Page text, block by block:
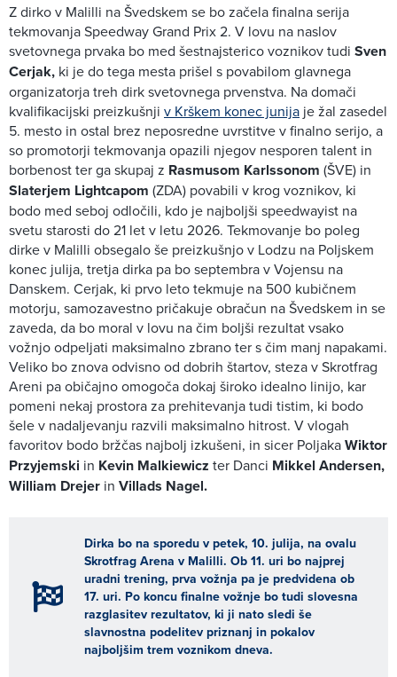
Z dirko v Malilli na Švedskem se bo začela finalna serija
tekmovanja Speedway Grand Prix 2. V lovu na naslov
svetovnega prvaka bo med šestnajsterico voznikov tudi Sven
Cerjak, ki je do tega mesta prišel s povabilom glavnega
organizatorja treh dirk svetovnega prvenstva. Na domači
kvalifikacijski preizkušnji v Krškem konec junija je žal zasedel
5. mesto in ostal brez neposredne uvrstitve v finalno serijo, a
so promotorji tekmovanja opazili njegov nesporen talent in
borbenost ter ga skupaj z Rasmusom Karlssonom (ŠVE) in
Slaterjem Lightcapom (ZDA) povabili v krog voznikov, ki
bodo med seboj odločili, kdo je najboljši speedwayist na
svetu starosti do 21 let v letu 2026. Tekmovanje bo poleg
dirke v Malilli obsegalo še preizkušnjo v Lodzu na Poljskem
konec julija, tretja dirka pa bo septembra v Vojensu na
Danskem. Cerjak, ki prvo leto tekmuje na 500 kubičnem
motorju, samozavestno pričakuje obračun na Švedskem in se
zaveda, da bo moral v lovu na čim boljši rezultat vsako
vožnjo odpeljati maksimalno zbrano ter s čim manj napakami.
Veliko bo znova odvisno od dobrih štartov, steza v Skrotfrag
Areni pa običajno omogoča dokaj široko idealno linijo, kar
pomeni nekaj prostora za prehitevanja tudi tistim, ki bodo
šele v nadaljevanju razvili maksimalno hitrost. V vlogah
favoritov bodo bržčas najbolj izkušeni, in sicer PoljakaWiktor
Przyjemski in Kevin Malkiewicz ter Danci Mikkel Andersen,
William Drejer in Villads Nagel.
Dirka bo na sporedu v petek, 10. julija, na ovalu
Skrotfrag Arena v Malilli. Ob 11. uri bo najprej
uradni trening, prva vožnja pa je predvidena ob
17. uri. Po koncu finalne vožnje bo tudi slovesna
razglasitev rezultatov, ki ji nato sledi še
slavnostna podelitev priznanj in pokalov
najboljšim trem voznikom dneva.